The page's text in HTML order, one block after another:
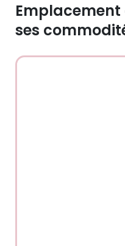
Emplacement
ses